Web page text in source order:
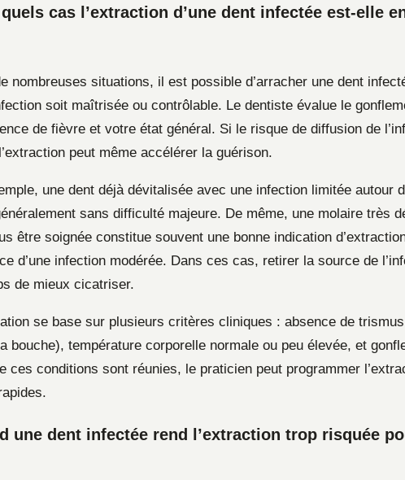
cas l’extraction d’une dent infectée est-elle
nombreuses situations, il est possible d’arracher une dent
soit maîtrisée ou contrôlable. Le dentiste évalue le
de fièvre et votre état général. Si le risque de diffusion de
peut même accélérer la guérison.
une dent déjà dévitalisée avec une infection limitée autour
sans difficulté majeure. De même, une molaire très
être soignée constitue souvent une bonne indication
d’une infection modérée. Dans ces cas, retirer la source de
de mieux cicatriser.
se base sur plusieurs critères cliniques : absence de
bouche), température corporelle normale ou peu élevée, et
ces conditions sont réunies, le praticien peut programmer
une dent infectée rend l’extraction trop risquée